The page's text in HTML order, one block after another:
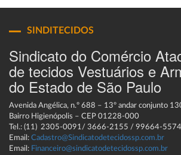
SINDITECIDOS
Sindicato do Comércio
de tecidos Vestuários e
do Estado de São Paulo
Avenida Angélica, n.º 688 – 13º andar conjunto
Bairro Higienópolis – CEP 01228-000
Tel.: (11) 2305-0091/ 3666-2155 / 99664-5574
Email: Cadastro@Sindicatodetecidossp.com.br
Email: Financeiro@sindicatodetecidossp.com.br